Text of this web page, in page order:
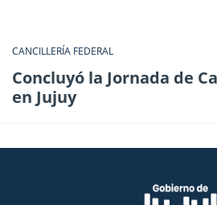
CANCILLERÍA FEDERAL
Concluyó la Jornada de
en Jujuy